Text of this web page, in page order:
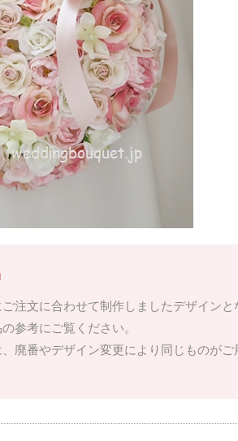
注文に合わせて制作しましたデザインと
参考にご覧ください。
廃番やデザイン変更により同じものが